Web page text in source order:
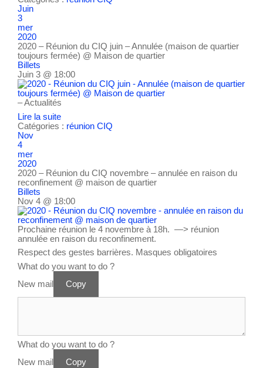
Juin
3
mer
2020
2020 – Réunion du CIQ juin – Annulée (maison de quartier
toujours fermée) @ Maison de quartier
Billets
Juin 3 @ 18:00
– Actualités
Lire la suite
Catégories : réunion CIQ
Nov
4
mer
2020
2020 – Réunion du CIQ novembre – annulée en raison du
reconfinement @ maison de quartier
Billets
Nov 4 @ 18:00
Prochaine réunion le 4 novembre à 18h. —> réunion
annulée en raison du reconfinement.
Respect des gestes barrières. Masques obligatoires
What do you want to do ?
New mail
Copy
What do you want to do ?
New mail
Copy